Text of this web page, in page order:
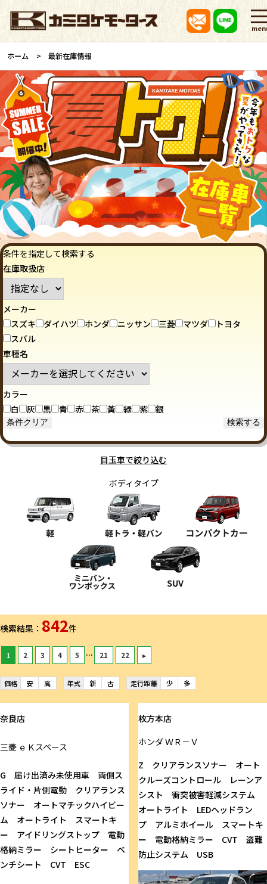
ホーム 最新在庫情報
条件を指定して検索する
在庫取扱店
メーカー
スズキ
ダイハツ ホンダ ニッサン 三菱 マツダ
トヨタ
スバル
車種名
カラー
白
灰 黒 青 赤 茶 黃 緑 紫 銀
目玉車で絞り込む
ボディタイプ
検索結果： 842件
1 2 3 4 5 ... 21 22 ▸
価格 安 高 年式 新 古 走行距離 少 多
奈良店
三菱 ｅＫスペース
G 届け出済み未使用車 両側ス
ライド・片側電動 クリアランス
ソナー オートマチックハイビー
ム オートライト スマートキ
ー アイドリングストップ 電動
格納ミラー シートヒーター ベ
ンチシート CVT ESC
枚方本店
ホンダＷＲ－Ｖ
Z クリアランスソナー オート
クルーズコントロール レーンア
シスト 衝突被害軽減システム
オートライト LEDヘッドラン
プ アルミホイール スマートキ
ー 電動格納ミラー CVT 盗難
防止システム USB